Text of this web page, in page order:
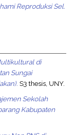
Reproduksi Sel.
di
Sungai
S3 thesis, UNY.
Sekolah
Kabupaten